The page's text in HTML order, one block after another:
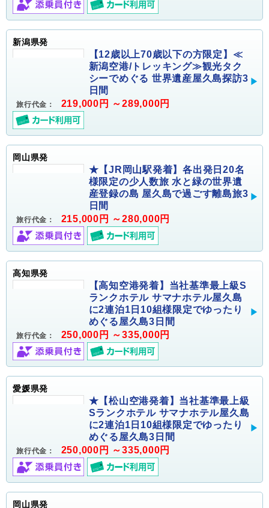
新潟県発
【12歳以上70歳以下の方限定】≪
新潟空港/トレッキング≫観光タク
シーでめぐる 世界遺産屋久島探訪3
日間
旅行代金： 219,000円 ～289,000円
岡山県発
★【JR岡山駅発着】各出発日20名
様限定の少人数旅 水と緑の世界遺
産登録の島 屋久島で過ごす離島旅3
日間
旅行代金： 215,000円 ～280,000円
高知県発
【高知空港発着】当社基準最上級S
ランクホテル サマナホテル屋久島
に2連泊1日10組様限定でゆったり
めぐる屋久島3日間
旅行代金： 250,000円 ～335,000円
愛媛県発
★【松山空港発着】当社基準最上級
Sランクホテル サマナホテル屋久島
に2連泊1日10組様限定でゆったり
めぐる屋久島3日間
旅行代金： 250,000円 ～335,000円
岡山県発